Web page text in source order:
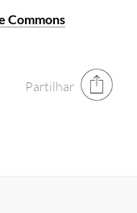
Commons
Partilhar